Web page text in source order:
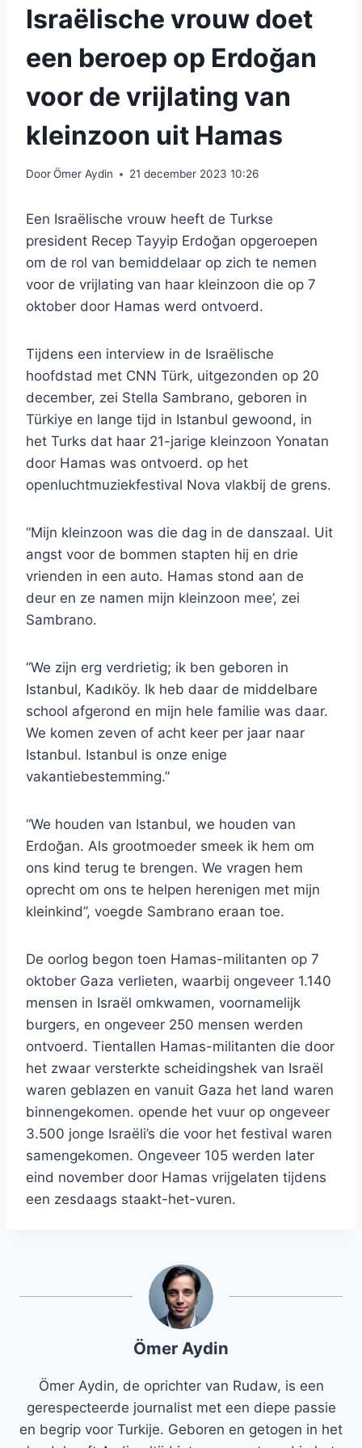
Israëlische vrouw doet
een beroep op Erdoğan
voor de vrijlating van
kleinzoon uit Hamas
DoorÖmer Aydin 21 december 2023 10:26
Een Israëlische vrouw heeft de Turkse
president Recep Tayyip Erdoğan opgeroepen
om de rol van bemiddelaar op zich te nemen
voor de vrijlating van haar kleinzoon die op 7
oktober door Hamas werd ontvoerd.
Tijdens een interview in de Israëlische
hoofdstad met CNN Türk, uitgezonden op 20
december, zei Stella Sambrano, geboren in
Türkiye en lange tijd in Istanbul gewoond, in
het Turks dat haar 21-jarige kleinzoon Yonatan
door Hamas was ontvoerd. op het
openluchtmuziekfestival Nova vlakbij de grens.
“Mijn kleinzoon was die dag in de danszaal. Uit
angst voor de bommen stapten hij en drie
vrienden in een auto. Hamas stond aan de
deur en ze namen mijn kleinzoon mee’, zei
Sambrano.
“We zijn erg verdrietig; ik ben geboren in
Istanbul, Kadıköy. Ik heb daar de middelbare
school afgerond en mijn hele familie was daar.
We komen zeven of acht keer per jaar naar
Istanbul. Istanbul is onze enige
vakantiebestemming.”
“We houden van Istanbul, we houden van
Erdoğan. Als grootmoeder smeek ik hem om
ons kind terug te brengen. We vragen hem
oprecht om ons te helpen herenigen met mijn
kleinkind”, voegde Sambrano eraan toe.
De oorlog begon toen Hamas-militanten op 7
oktober Gaza verlieten, waarbij ongeveer 1.140
mensen in Israël omkwamen, voornamelijk
burgers, en ongeveer 250 mensen werden
ontvoerd. Tientallen Hamas-militanten die door
het zwaar versterkte scheidingshek van Israël
waren geblazen en vanuit Gaza het land waren
binnengekomen. opende het vuur op ongeveer
3.500 jonge Israëli’s die voor het festival waren
samengekomen. Ongeveer 105 werden later
eind november door Hamas vrijgelaten tijdens
een zesdaags staakt-het-vuren.
Ömer Aydin
Ömer Aydin, de oprichter van Rudaw, is een
gerespecteerde journalist met een diepe passie
en begrip voor Turkije. Geboren en getogen in het